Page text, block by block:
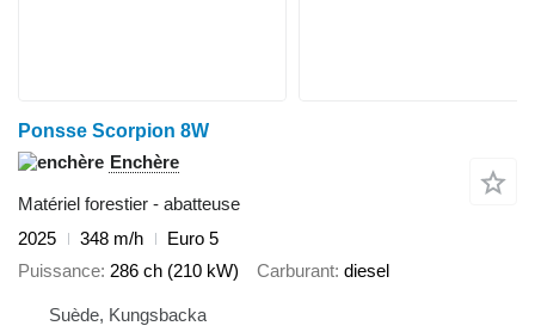
Ponsse Scorpion 8W
Enchère
Matériel forestier - abatteuse
2025
348 m/h
Euro 5
Puissance 286 ch (210 kW) Carburant diesel
Suède, Kungsbacka